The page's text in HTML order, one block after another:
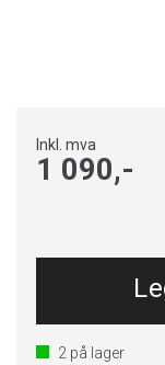
Inkl. mva
1 090,-
2 på lager